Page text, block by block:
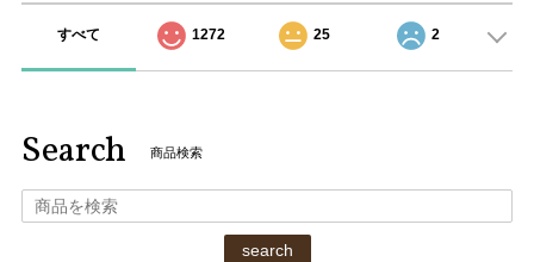
すべて 1272 25 2
Search 商品検索
search